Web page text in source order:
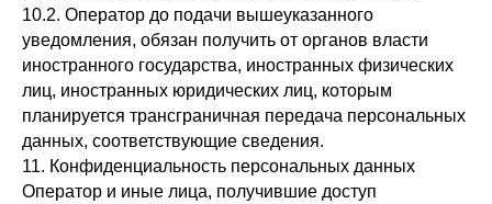
10.2. Оператор до подачи вышеуказанного
уведомления, обязан получить от органов власти
иностранного государства, иностранных физических
лиц, иностранных юридических лиц, которым
планируется трансграничная передача персональных
данных, соответствующие сведения.
11. Конфиденциальность персональных данных
Оператор и иные лица, получившие доступ